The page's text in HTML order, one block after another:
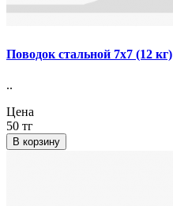
Поводок стальной 7х7 (12 кг)
..
Цена
50 тг
В корзину